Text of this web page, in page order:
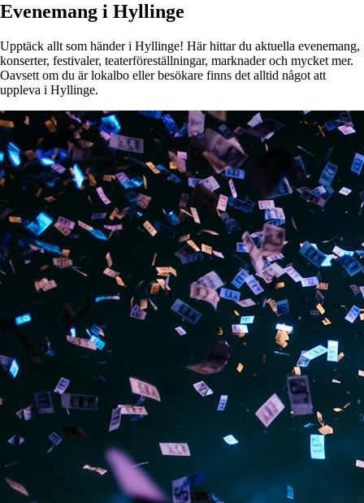
Evenemang i Hyllinge
Upptäck allt som händer i Hyllinge! Här hittar du aktuella evenemang,
konserter, festivaler, teaterföreställningar, marknader och mycket mer.
Oavsett om du är lokalbo eller besökare finns det alltid något att
uppleva i Hyllinge.